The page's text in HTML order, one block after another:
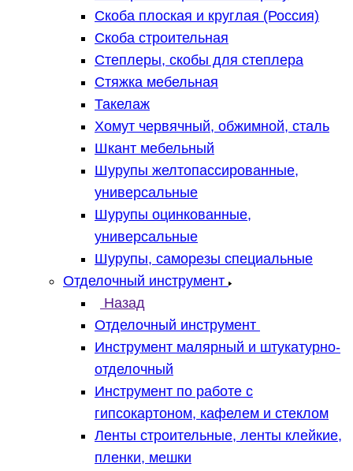
Скоба плоская и круглая (Россия)
Скоба строительная
Степлеры, скобы для степлера
Стяжка мебельная
Такелаж
Хомут червячный, обжимной, сталь
Шкант мебельный
Шурупы желтопассированные,
универсальные
Шурупы оцинкованные,
универсальные
Шурупы, саморезы специальные
Отделочный инструмент
Назад
Отделочный инструмент
Инструмент малярный и штукатурно-
отделочный
Инструмент по работе с
гипсокартоном, кафелем и стеклом
Ленты строительные, ленты клейкие,
пленки, мешки